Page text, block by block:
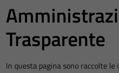
Trasparente
In questa pagina sono raccolte